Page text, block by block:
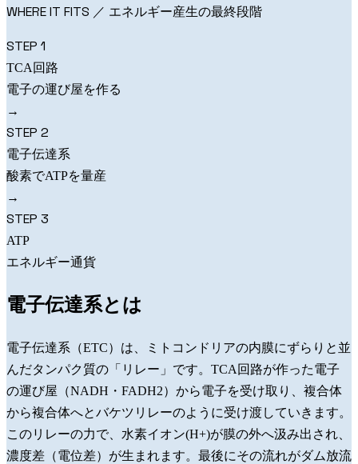
WHERE IT FITS ／ エネルギー産生の最終段階
STEP 1
TCA回路
電子の運び屋を作る
→
STEP 2
電子伝達系
酸素でATPを量産
→
STEP 3
ATP
エネルギー通貨
電子伝達系とは
電子伝達系（ETC）は、ミトコンドリアの内膜にずらりと並
んだタンパク質の「リレー」です。 TCA回路が作った電子
の運び屋（NADH・FADH2）から電子を受け取り、複合体
から複合体へとバケツリレーのように受け渡していきます。
このリレーの力で、水素イオン(H+)が膜の外へ汲み出され、
濃度差（電位差）が生まれます。最後にその流れがダム放流